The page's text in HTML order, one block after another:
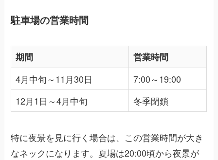
駐車場の営業時間
期間
営業時間
4月中旬～11月30日
7:00～19:00
12月1日～4月中旬
冬季閉鎖
特に夜景を見に行く場合は、この営業時間が大き
なネックになります。夏場は20:00頃から夜景が